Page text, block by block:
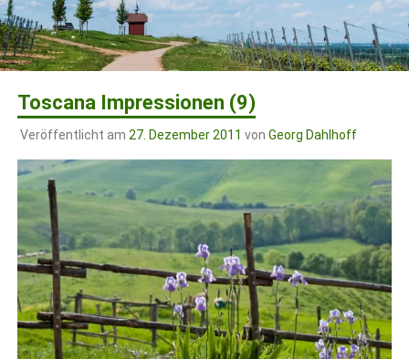
Toscana Impressionen (9)
Veröffentlicht am 27. Dezember 2011 von Georg Dahlhoff